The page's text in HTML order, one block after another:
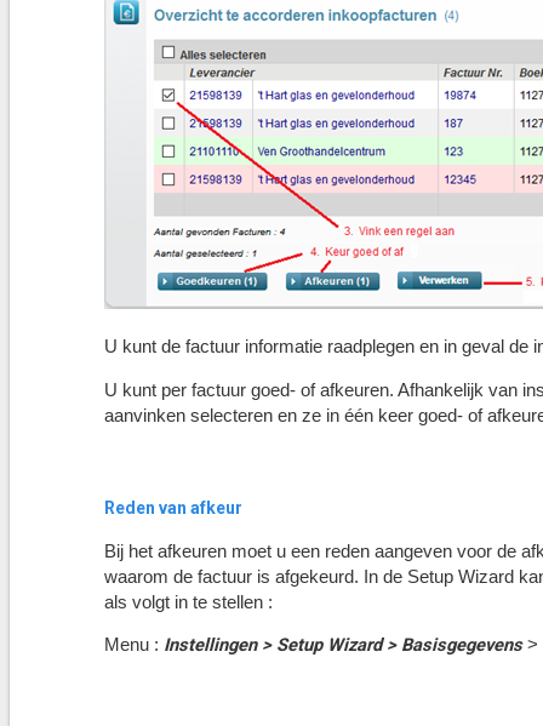
U kunt de factuur informatie raadplegen en in geval
U kunt per factuur goed- of afkeuren. Afhankelijk van
aanvinken selecteren en ze in één keer goed- of
Reden van afkeur
Bij het afkeuren moet u een reden aangeven voor de
waarom de factuur is afgekeurd. In de Setup Wizard
als volgt in te stellen :
Menu : Instellingen > Setup Wizard > Basisgegevens>